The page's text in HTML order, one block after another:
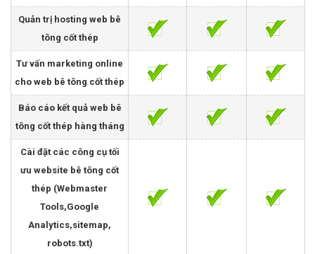
Quản trị hosting web bê
tông cốt thép
Tư vấn marketing online
cho web bê tông cốt thép
Báo cáo kết quả web bê
tông cốt thép hàng tháng
Cài đặt các công cụ tối
ưu website bê tông cốt
thép (Webmaster
Tools,Google
Analytics,sitemap,
robots.txt)